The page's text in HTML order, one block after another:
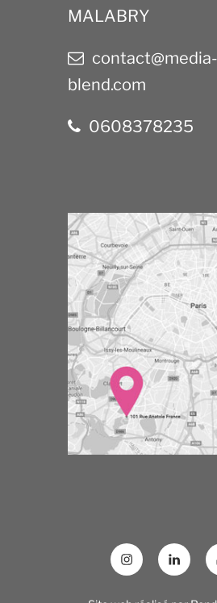
MALABRY
contact@media-
blend.com
0608378235